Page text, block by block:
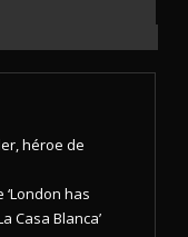
héroe de
has
Casa Blanca’